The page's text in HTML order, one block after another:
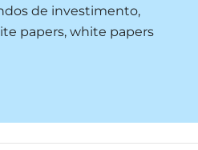
de investimento,
papers, white papers